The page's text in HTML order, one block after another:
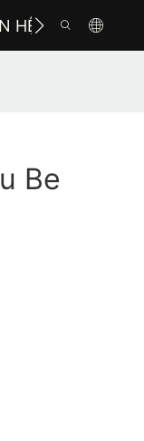
HỆ VỚI CHÚNG
Be